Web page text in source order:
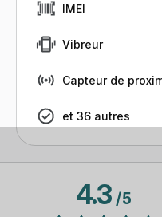
IMEI
Vibreur
Capteur de
et 36 autres
4.3/5